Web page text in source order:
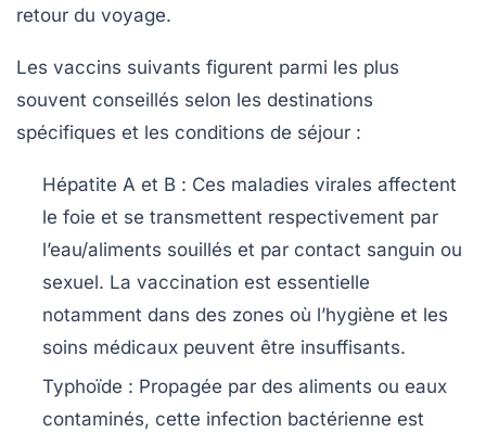
retour du voyage.
Les vaccins suivants figurent parmi les plus
souvent conseillés selon les destinations
spécifiques et les conditions de séjour :
Hépatite A et B : Ces maladies virales affectent
le foie et se transmettent respectivement par
l’eau/aliments souillés et par contact sanguin ou
sexuel. La vaccination est essentielle
notamment dans des zones où l’hygiène et les
soins médicaux peuvent être insuffisants.
Typhoïde : Propagée par des aliments ou eaux
contaminés, cette infection bactérienne est